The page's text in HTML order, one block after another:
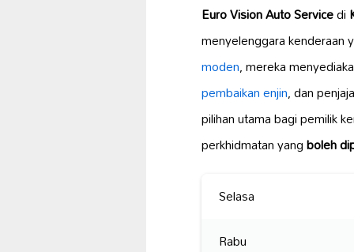
Euro Vision Auto Servicedi
menyelenggara kenderaan
moden, mereka
pembaikan enjin, dan
pilihan utama bagi pemilik
perkhidmatan yangboleh
Selasa
Rabu